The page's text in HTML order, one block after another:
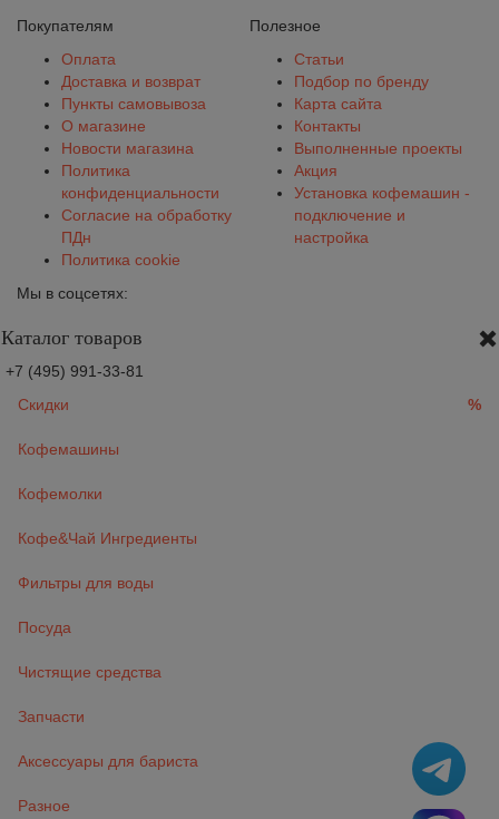
Покупателям
Оплата
Доставка и возврат
Пункты самовывоза
О магазине
Новости магазина
Политика
конфиденциальности
Согласие на обработку
ПДн
Политика cookie
Полезное
Статьи
Подбор по бренду
Карта сайта
Контакты
Выполненные проекты
Акция
Установка кофемашин -
подключение и
настройка
Мы в соцсетях:
Каталог товаров
+7 (495) 991-33-81
Скидки
%
Кофемашины
Кофемолки
Кофе&Чай Ингредиенты
Фильтры для воды
Посуда
Чистящие средства
Запчасти
Аксессуары для бариста
Разное